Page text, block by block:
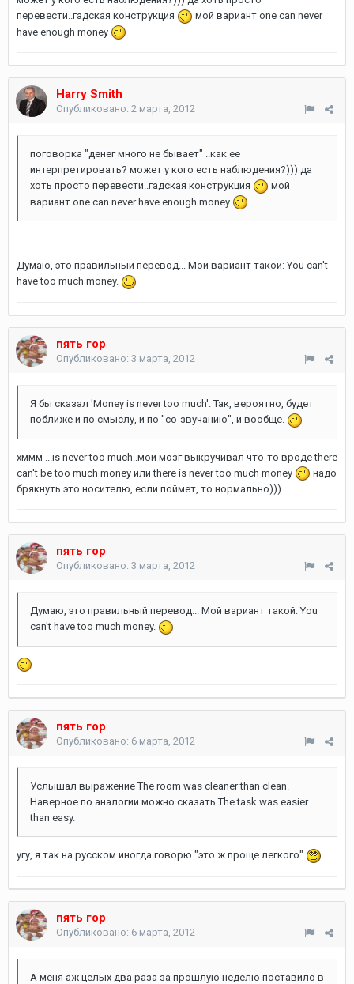
перевести..гадская конструкция
мой вариант one can never
have enough money
Harry Smith
Опубликовано: 2 марта, 2012
поговорка "денег много не бывает" ..как ее
интерпретировать? может у кого есть наблюдения?))) да
хоть просто перевести..гадская конструкция
мой
вариант one can never have enough money
Думаю, это правильный перевод... Мой вариант такой: You can't
have too much money.
пять гор
Опубликовано: 3 марта, 2012
Я бы сказал 'Money is never too much'. Так, вероятно, будет
поближе и по смыслу, и по "со-звучанию", и вообще.
хммм ...is never too much..мой мозг выкручивал что-то вроде there
can't be too much money или there is never too much money
надо
брякнуть это носителю, если поймет, то нормально)))
пять гор
Опубликовано: 3 марта, 2012
Думаю, это правильный перевод... Мой вариант такой: You
can't have too much money.
пять гор
Опубликовано: 6 марта, 2012
Услышал выражение The room was cleaner than clean.
Наверное по аналогии можно сказать The task was easier
than easy.
угу, я так на русском иногда говорю "это ж проще легкого"
пять гор
Опубликовано: 6 марта, 2012
А меня аж целых два раза за прошлую неделю поставило в